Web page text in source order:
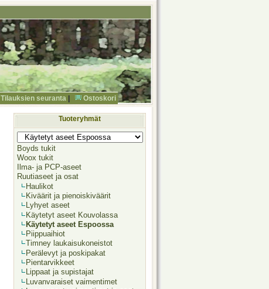
Tilauksien seuranta Ostoskori
Tuoteryhmät
Boyds tukit
Woox tukit
Ilma- ja PCP-aseet
Ruutiaseet ja osat
Haulikot
Kiväärit ja pienoiskiväärit
Lyhyet aseet
Käytetyt aseet Kouvolassa
Käytetyt aseet Espoossa
Piippuaihiot
Timney laukaisukoneistot
Perälevyt ja poskipakat
Pientarvikkeet
Lippaat ja supistajat
Luvanvaraiset vaimentimet